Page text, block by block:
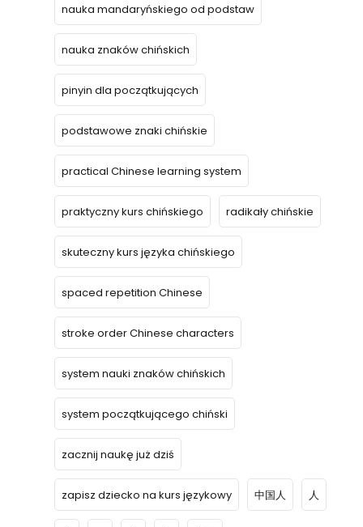
nauka mandaryńskiego od podstaw
nauka znaków chińskich
pinyin dla początkujących
podstawowe znaki chińskie
practical Chinese learning system
praktyczny kurs chińskiego radikały chińskie
skuteczny kurs języka chińskiego
spaced repetition Chinese
stroke order Chinese characters
system nauki znaków chińskich
system początkującego chiński
zacznij naukę już dziś
zapisz dziecko na kurs językowy 中国人 人